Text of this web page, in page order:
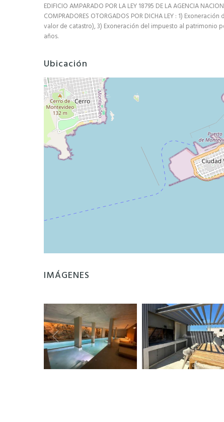
EDIFICIO AMPARADO POR LA LEY 18795 DE LA AGENCIA
COMPRADORES OTORGADOS POR DICHA LEY : 1)
valor de catastro), 3) Exoneración del impuesto al patrimonio
años.
Ubicación
IMÁGENES